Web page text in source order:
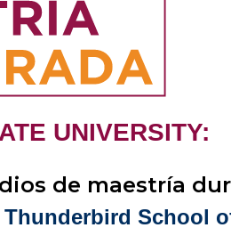
UNIVERSITY:
de maestría
Thunderbird School